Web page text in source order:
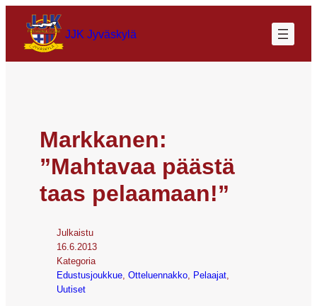
JJK Jyväskylä
Markkanen:
”Mahtavaa päästä
taas pelaamaan!”
Julkaistu
16.6.2013
Kategoria
Edustusjoukkue Otteluennakko Pelaajat
Uutiset